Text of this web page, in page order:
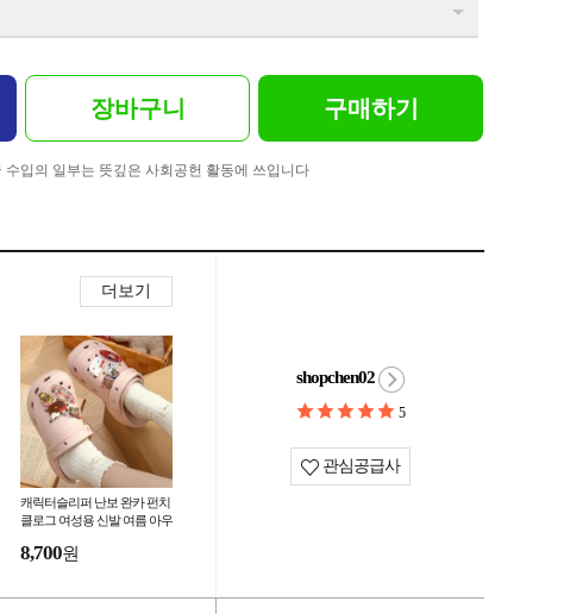
장바구니 구매하기
수입의 일부는 뜻깊은 사회공헌 활동에 쓰입니다
더보기
캐릭터슬리퍼 난보 완카 펀치
클로그 여성용 신발 여름 아우
에52
8,700원
shopchen02
5
관심공급사